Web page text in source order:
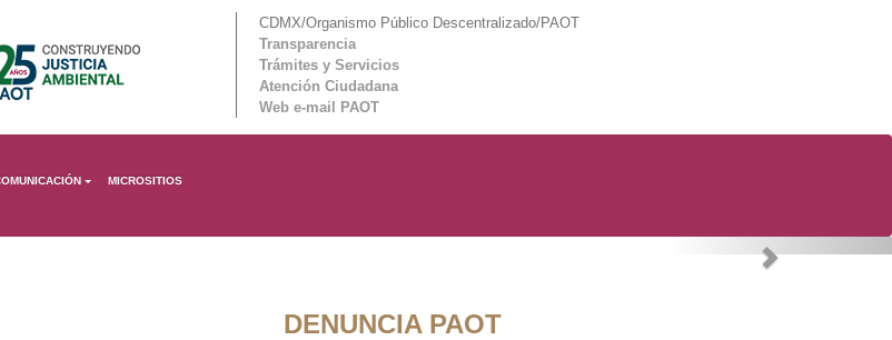
CDMX/Organismo Público Descentralizado/PAOT
Transparencia
Trámites y Servicios
Atención Ciudadana
Web e-mail PAOT
MICROSITIOS
Next
DENUNCIA PAOT